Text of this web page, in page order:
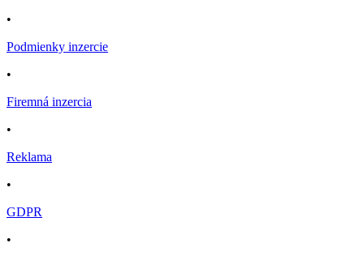
•
Podmienky inzercie
•
Firemná inzercia
•
Reklama
•
GDPR
•